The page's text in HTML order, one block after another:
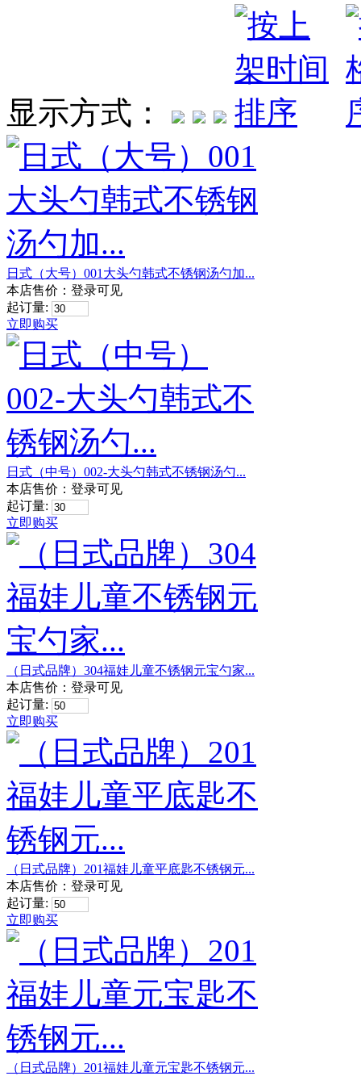
显示方式：
日式（大号）001大头勺韩式不锈钢汤勺加...
本店售价： 登录可见
起订量:
立即购买
日式（中号）002-大头勺韩式不锈钢汤勺...
本店售价： 登录可见
起订量:
立即购买
（日式品牌）304福娃儿童不锈钢元宝勺家...
本店售价： 登录可见
起订量:
立即购买
（日式品牌）201福娃儿童平底匙不锈钢元...
本店售价： 登录可见
起订量:
立即购买
（日式品牌）201福娃儿童元宝匙不锈钢元...